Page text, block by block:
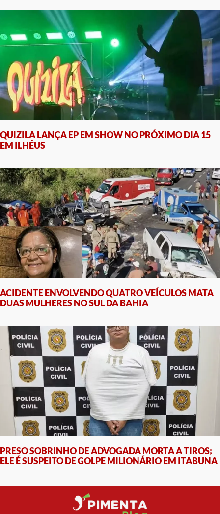
QUIZILA LANÇA EP EM SHOW NO PRÓXIMO DIA 15
EM ILHÉUS
ACIDENTE ENVOLVENDO QUATRO VEÍCULOS MATA
DUAS MULHERES NO SUL DA BAHIA
PRESO SOBRINHO DE ADVOGADA MORTA A TIROS;
ELE É SUSPEITO DE GOLPE MILIONÁRIO EM ITABUNA